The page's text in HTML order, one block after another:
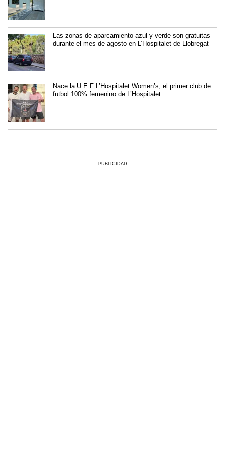
Las zonas de aparcamiento azul y verde son gratuitas
durante el mes de agosto en L’Hospitalet de Llobregat
Nace la U.E.F L’Hospitalet Women’s, el primer club de
futbol 100% femenino de L’Hospitalet
PUBLICIDAD